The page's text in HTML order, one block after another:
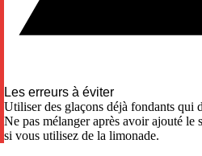
Les erreurs à éviter
Utiliser des glaçons déjà fondants qui
Ne pas mélanger après avoir ajouté le
si vous utilisez de la limonade.